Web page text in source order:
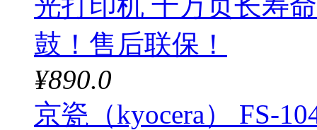
¥890.0
京瓷（kyocera） FS-